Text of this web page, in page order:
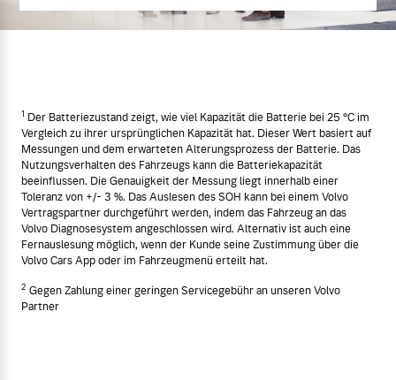
1 Der Batteriezustand zeigt, wie viel Kapazität die Batterie bei 25 °C im
Vergleich zu ihrer ursprünglichen Kapazität hat. Dieser Wert basiert auf
Messungen und dem erwarteten Alterungsprozess der Batterie. Das
Nutzungsverhalten des Fahrzeugs kann die Batteriekapazität
beeinflussen. Die Genauigkeit der Messung liegt innerhalb einer
Toleranz von +/- 3 %. Das Auslesen des SOH kann bei einem Volvo
Vertragspartner durchgeführt werden, indem das Fahrzeug an das
Volvo Diagnosesystem angeschlossen wird. Alternativ ist auch eine
Fernauslesung möglich, wenn der Kunde seine Zustimmung über die
Volvo Cars App oder im Fahrzeugmenü erteilt hat.
2 Gegen Zahlung einer geringen Servicegebühr an unseren Volvo
Partner